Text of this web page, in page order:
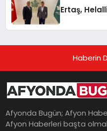
Ertaş,
Haberin
Afyonda Bugün; Afyon
Afyon Haberleri başta